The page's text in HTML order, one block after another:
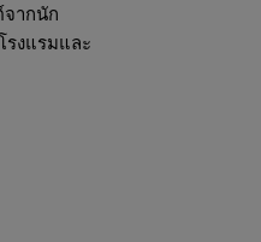
จากนัก
รงแรมและ